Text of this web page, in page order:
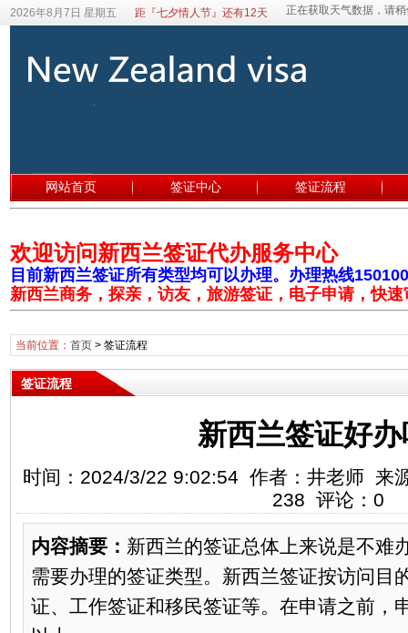
2026年8月7日 星期五 距『七夕情人节』还有12天
网站首页 签证中心 签证流程
欢迎访问新西兰签证代办服务中心
目前新西兰签证所有类型均可以办理。办理热线
新西兰商务，探亲，访友，旅游签证，电子申请，快速
当前位置： 首页> 签证流程
签证流程
新西兰签证好
时间：2024/3/22 9:02:54 作者：井老师 来
238 评论：0
内容摘要： 新西兰的签证总体上来说是不难
需要办理的签证类型。新西兰签证按访问目
证、工作签证和移民签证等。在申请之前，